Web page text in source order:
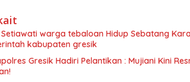
warga tebaloan Hidup Sebatang
kabupaten gresik
Gresik Hadiri Pelantikan : Mujiani Kini